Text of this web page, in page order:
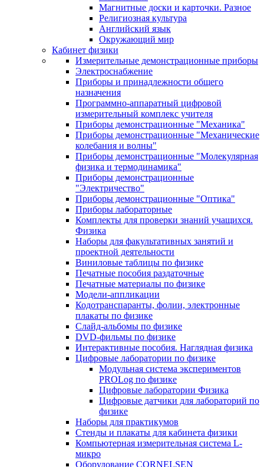
Магнитные доски и карточки. Разное
Религиозная культура
Английский язык
Окружающий мир
Кабинет физики
Измерительные демонстрационные приборы
Электроснабжение
Приборы и принадлежности общего
назначения
Программно-аппаратный цифровой
измерительный комплекс учителя
Приборы демонстрационные "Механика"
Приборы демонстрационные "Механические
колебания и волны"
Приборы демонстрационные "Молекулярная
физика и термодинамика"
Приборы демонстрационные
"Электричество"
Приборы демонстрационные "Оптика"
Приборы лабораторные
Комплекты для проверки знаний учащихся.
Физика
Наборы для факультативных занятий и
проектной деятельности
Виниловые таблицы по физике
Печатные пособия раздаточные
Печатные материалы по физике
Модели-аппликации
Кодотранспаранты, фолии, электронные
плакаты по физике
Слайд-альбомы по физике
DVD-фильмы по физике
Интерактивные пособия. Наглядная физика
Цифровые лаборатории по физике
Модульная система экспериментов
PROLog по физике
Цифровые лаборатории Физика
Цифровые датчики для лабораторий по
физике
Наборы для практикумов
Стенды и плакаты для кабинета физики
Компьютерная измерительная система L-
микро
Оборудование CORNELSEN